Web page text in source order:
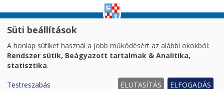
akadálymentesítési nyilatkozat|oldaltérkép|
süti kezelés
2026. © Dunaújváros MJV Önkormányzata
Süti beállítások
A honlap sütiket használ a jobb működésért az alábbi okokból:
Rendszer sütik, Beágyazott tartalmak & Analitika,
statisztika.
Testreszabás ELUTASÍTÁS ELFOGADÁS